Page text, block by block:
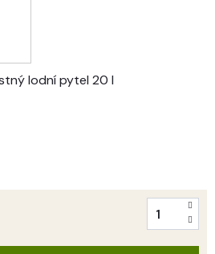
lodní pytel 20 l